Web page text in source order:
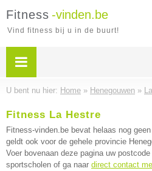
Fitness -vinden.be
Vind fitness bij u in de buurt!
U bent nu hier: Home » Henegouwen »
Fitness La Hestre
Fitness-vinden.be bevat helaas nog geen
geldt ook voor de gehele provincie
Voer bovenaan deze pagina uw
sportscholen of ga naar direct contact